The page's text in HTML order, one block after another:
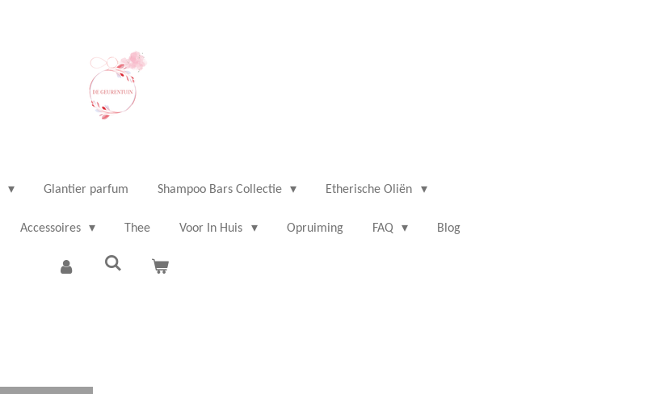
Glantier parfum Shampoo Bars Collectie Etherische Oliën
Accessoires Thee Voor In Huis Opruiming FAQ Blog